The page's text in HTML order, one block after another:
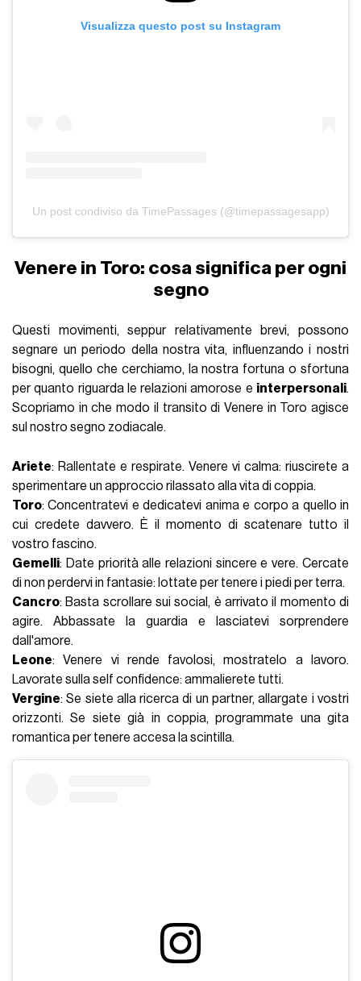
Visualizza questo post su Instagram
Un post condiviso da TimePassages (@timepassagesapp)
Venere in Toro: cosa significa per ogni
segno
Questi movimenti, seppur relativamente brevi, possono
segnare un periodo della nostra vita, influenzando i nostri
bisogni, quello che cerchiamo, la nostra fortuna o sfortuna
per quanto riguarda le relazioni amorose e interpersonali.
Scopriamo in che modo il transito di Venere in Toro agisce
sul nostro segno zodiacale.
Ariete: Rallentate e respirate. Venere vi calma: riuscirete a
sperimentare un approccio rilassato alla vita di coppia.
Toro: Concentratevi e dedicatevi anima e corpo a quello in
cui credete davvero. È il momento di scatenare tutto il
vostro fascino.
Gemelli: Date priorità alle relazioni sincere e vere. Cercate
di non perdervi in fantasie: lottate per tenere i piedi per terra.
Cancro: Basta scrollare sui social, è arrivato il momento di
agire. Abbassate la guardia e lasciatevi sorprendere
dall'amore.
Leone: Venere vi rende favolosi, mostratelo a lavoro.
Lavorate sulla self confidence: ammalierete tutti.
Vergine: Se siete alla ricerca di un partner, allargate i vostri
orizzonti. Se siete già in coppia, programmate una gita
romantica per tenere accesa la scintilla.